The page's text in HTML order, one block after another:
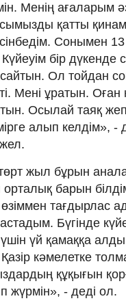
Менің ағаларым
қатты
Сонымен
Күйеуім бір
Ол тойдан
Мені ұратын.
Осылай таяқ
алып келдім», -
жыл бұрын
орталық барын
тағдырлас
Бүгінде
үй қамаққа
кәмелетке
құқығын
жүрмін», - деді ол.